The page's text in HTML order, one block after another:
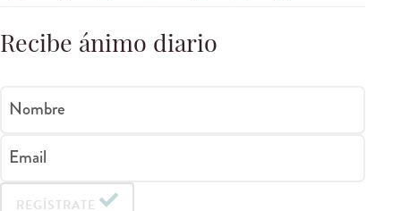
Recibe ánimo diario
Nombre
Email
REGÍSTRATE